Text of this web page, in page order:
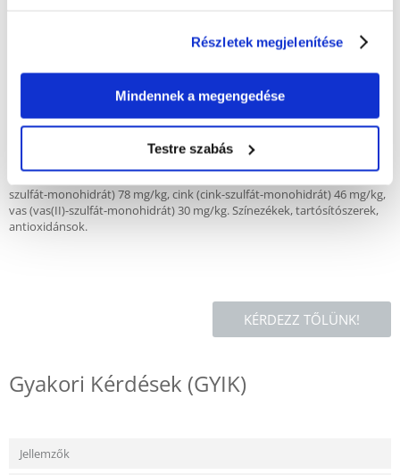
Részletek megjelenítése
Mindennek a megengedése
Testre szabás
(oligofruktóz 0,9%), Ásványi anyagok.
Nyersfehérje 46,0%, nyerszsír 11,0%, nyersrost 2,0%, nedvességtartalom
6,0%.
szulfát-monohidrát) 78 mg/kg, cink (cink-szulfát-monohidrát) 46 mg/kg,
vas (vas(II)-szulfát-monohidrát) 30 mg/kg. Színezékek, tartósítószerek,
antioxidánsok.
KÉRDEZZ TŐLÜNK!
Gyakori Kérdések (GYIK)
Jellemzők